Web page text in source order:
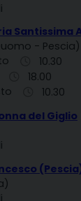
Santissima
- Pescia)
10.30
18.00
10.30
del Giglio